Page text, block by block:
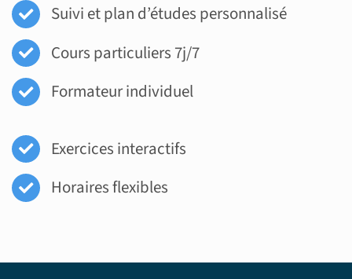
Suivi et plan d’études personnalisé
Cours particuliers 7j/7
Formateur individuel
Exercices interactifs
Horaires flexibles